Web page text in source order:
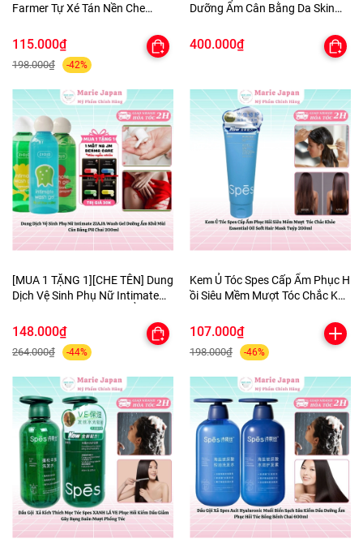
Farmer Tự Xé Tán Nền Che
Mịn Cao Cấp
115.000₫
198.000₫ -42%
Dưỡng Ẩm Cân Bằng Da Skin
400.000₫
[MUA 1 TẶNG 1][CHE TÊN] Dung
Dịch Vệ Sinh Phụ Nữ Intimate
KhửMùi CânBằng PH Chai
200ml-TẶNG 1MASK
148.000₫
264.000₫ -44%
Kem Ủ Tóc Spes Cấp Ẩm Phục H
ồi Siêu Mềm Mượt Tóc Chắc Khỏ
ýp 200ml
107.000₫
198.000₫ -46%